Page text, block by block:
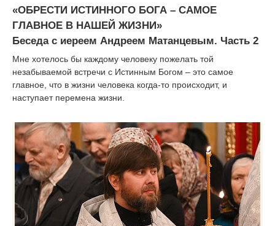
«ОБРЕСТИ ИСТИННОГО БОГА – САМОЕ
ГЛАВНОЕ В НАШЕЙ ЖИЗНИ»
Беседа с иереем Андреем Матанцевым. Часть 2
Мне хотелось бы каждому человеку пожелать той
незабываемой встречи с Истинным Богом – это самое
главное, что в жизни человека когда-то происходит, и
наступает перемена жизни.